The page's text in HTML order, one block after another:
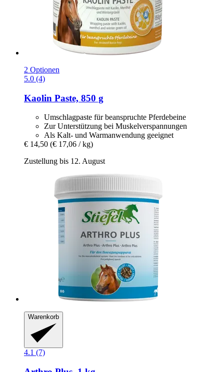
2 Optionen
5.0 (4)
Kaolin Paste, 850 g
Umschlagpaste für beanspruchte Pferdebeine
Zur Unterstützung bei Muskelverspannungen
Als Kalt- und Warmanwendung geeignet
€ 14,50 (€ 17,06 / kg)
Zustellung bis 12. August
Warenkorb
4.1 (7)